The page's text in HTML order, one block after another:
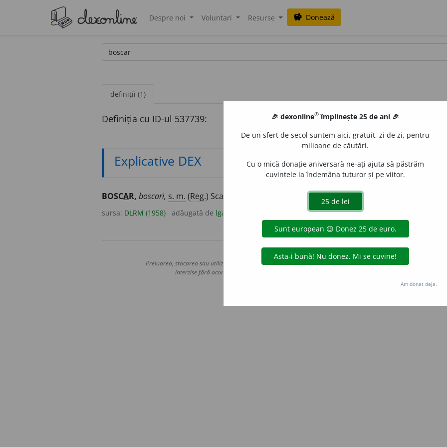
Despre noi Voluntari Resurse savings Donează
definiții (1)
Definiția cu ID-ul 537739:
Explicative DEX
BOSCAR, boscari, s. m. (Reg.) Scamator. – Din (nume propriu) +suf.
sursa: DLRM (1958) adăugată de lgall
Copyright © 2004-2026 dexonline (https://dexonline.ro)
Preluarea, stocarea sau utilizarea datelor de pe acest site, inclusiv prin orice metode de extragere automată
interzise fără acordul nostru prealabil scris, cu excepția seturilor de date oferite oficial spre utilizare
Hosterion
🎉 dexonline® împlinește 25 de ani 🎉
De un sfert de secol suntem aici, gratuit, zi de zi, pentru
milioane de căutări.
Cu o mică donație aniversară ne-ați ajuta să păstrăm
cuvintele la îndemâna tuturor și pe viitor.
Am donat deja.